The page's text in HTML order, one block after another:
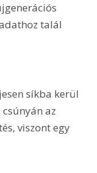
talál
az
viszont egy